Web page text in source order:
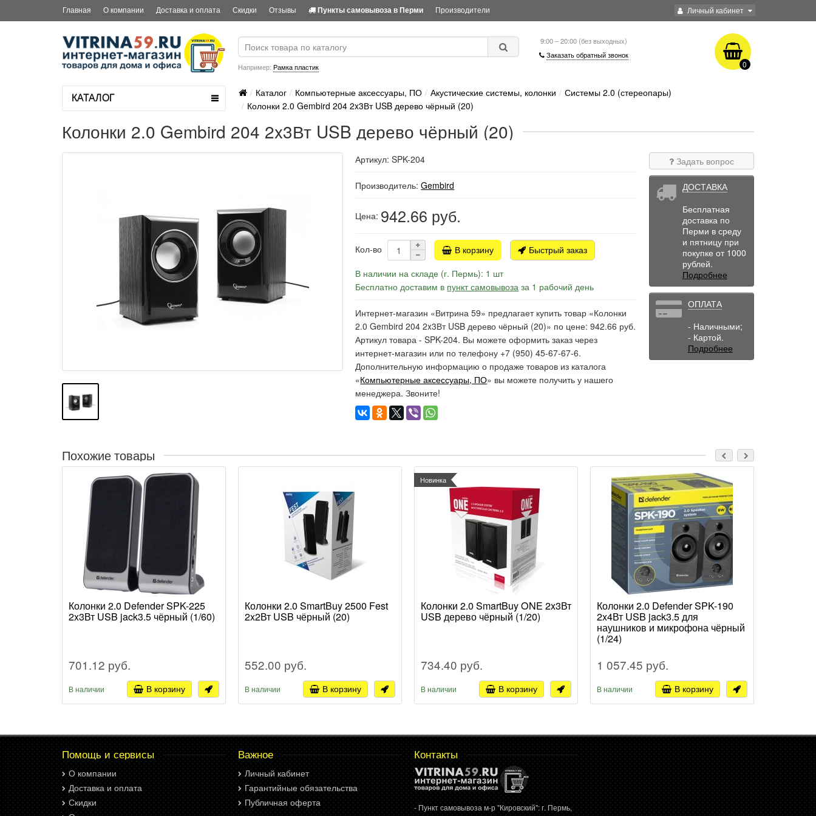
Личный кабинет
Главная О компании Доставка и оплата Скидки Отзывы Пункты самовывоза в Перми Производители
Например: Рамка пластик
9:00 – 20:00 (без выходных)
Заказать обратный звонок
0
КАТАЛОГ Каталог Компьютерные аксессуары, ПО Акустические системы, колонки
Системы 2.0 (стереопары)
Колонки 2.0 Gembird 204 2x3Вт USB дерево чёрный (20)
Колонки 2.0 Gembird 204 2x3Вт USB дерево чёрный (20)
Артикул: SPK-204
Производитель:Gembird
Цена: 942.66 руб.
Кол-во В корзину
Быстрый заказ
В наличии на складе (г. Пермь): 1 шт
Бесплатно доставим в пункт самовывоза за 1 рабочий день
Интернет-магазин «Витрина 59» предлагает купить товар «Колонки
2.0 Gembird 204 2x3Вт USB дерево чёрный (20)» по цене: 942.66 руб.
Артикул товара - SPK-204. Вы можете оформить заказ через
интернет-магазин или по телефону +7 (950) 45-67-67-6.
Дополнительную информацию о продаже товаров из каталога
«Компьютерные аксессуары, ПО» вы можете получить у нашего
менеджера. Звоните!
Задать вопрос
ДОСТАВКА
Бесплатная
доставка по
Перми в среду
и пятницу при
покупке от 1000
рублей.
Подробнее
ОПЛАТА
- Наличными;
- Картой.
Подробнее
Похожие товары
Колонки 2.0 Defender SPK-225
2x3Вт USB jack3.5 чёрный (1/60)
701.12 руб.
В наличии В корзину
Колонки 2.0 SmartBuy 2500 Fest
2x2Вт USB чёрный (20)
552.00 руб.
В наличии В корзину
Новинка
Колонки 2.0 SmartBuy ONE 2x3Вт
USB дерево чёрный (1/20)
734.40 руб.
В наличии В корзину
Колонки 2.0 Defender SPK-190
2x4Вт USB jack3.5 для
наушников и микрофона чёрный
(1/24)
1 057.45 руб.
В наличии В корзину
Помощь и сервисы
О компании
Доставка и оплата
Скидки
Важное
Личный кабинет
Гарантийные обязательства
Публичная оферта
Контакты
- Пункт самовывоза м-р "Кировский": г. Пермь,